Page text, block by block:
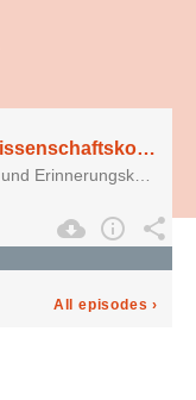
X-010: #geschichte #wissenschaftskommunikation #instagram, mit Tabea Henn (klios_spiegel)
All episodes ›